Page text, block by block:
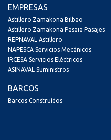
EMPRESAS
Astillero Zamakona Bilbao
Astillero Zamakona Pasaia Pasajes
REPNAVAL Astillero
NAPESCA Servicios Mecánicos
IRCESA Servicios Eléctricos
ASINAVAL Suministros
BARCOS
Barcos Construídos